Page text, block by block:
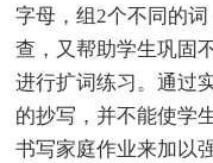
字母，组2个不同的
查，又帮助学生巩固
进行扩词练习。通过
的抄写，并不能使学
书写家庭作业来加以